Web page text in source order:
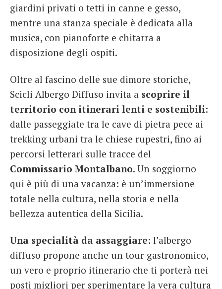
giardini privati o tetti in canne e gesso,
mentre una stanza speciale è dedicata alla
musica, con pianoforte e chitarra a
disposizione degli ospiti.
Oltre al fascino delle sue dimore storiche,
Scicli Albergo Diffuso invita a scoprire il
territorio con itinerari lenti e sostenibili:
dalle passeggiate tra le cave di pietra pece ai
trekking urbani tra le chiese rupestri, fino ai
percorsi letterari sulle tracce del
Commissario Montalbano. Un soggiorno
qui è più di una vacanza: è un’immersione
totale nella cultura, nella storia e nella
bellezza autentica della Sicilia.
Una specialità da assaggiare: l’albergo
diffuso propone anche un tour gastronomico,
un vero e proprio itinerario che ti porterà nei
posti migliori per sperimentare la vera cultura